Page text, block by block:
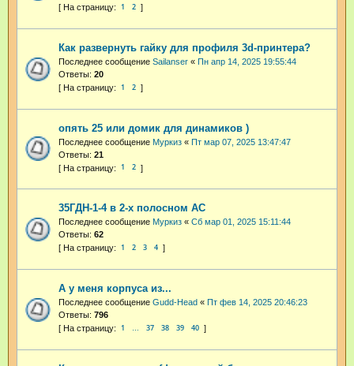
1 2
Как развернуть гайку для профиля 3d-принтера?
Последнее сообщение Sailanser « Пн апр 14, 2025 19:55:44
Ответы: 20
1 2
опять 25 или домик для динамиков )
Последнее сообщение Муркиз « Пт мар 07, 2025 13:47:47
Ответы: 21
1 2
35ГДН-1-4 в 2-х полосном АС
Последнее сообщение Муркиз « Сб мар 01, 2025 15:11:44
Ответы: 62
1 2 3 4
А у меня корпуса из...
Последнее сообщение Gudd-Head « Пт фев 14, 2025 20:46:23
Ответы: 796
1 … 37 38 39 40